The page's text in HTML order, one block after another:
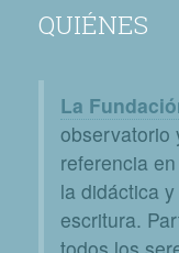
QUIÉNES
La
observatorio
referencia
la didáctica
escritura.